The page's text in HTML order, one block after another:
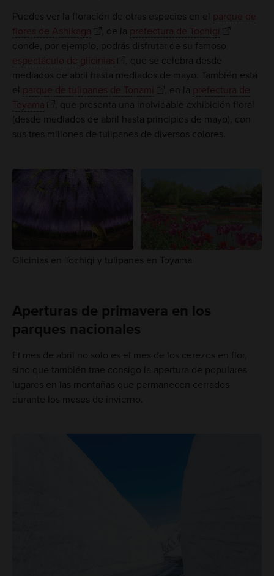
Puedes ver la floración de otras especies en el
parque de
flores de Ashikaga
, de la prefectura de Tochigi
donde, por ejemplo, podrás disfrutar de su famoso
espectáculo de glicinias
, que se celebra desde
mediados de abril hasta mediados de mayo. También está
el
parque de tulipanes de Tonami , en la prefectura de
Toyama
, que presenta una inolvidable exhibición floral
(desde mediados de abril hasta principios de mayo), con
sus tres millones de tulipanes de diversos colores.
Glicinias en Tochigi y tulipanes en Toyama
Aperturas de primavera en los
parques nacionales
El mes de abril no solo es el mes de los cerezos en flor,
sino que también trae consigo la apertura de populares
lugares en las montañas que permanecen cerrados
durante los meses de invierno.